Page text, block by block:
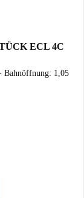
ECL 4C
Bahnöffnung: 1,05